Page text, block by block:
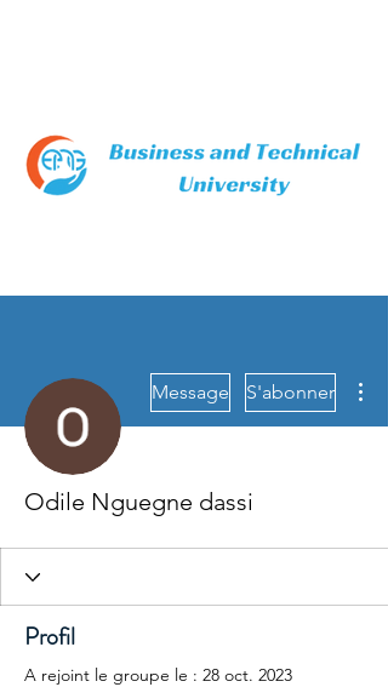
Message S'abonner
Odile Nguegne dassi
Profil
A rejoint le groupe le : 28 oct. 2023